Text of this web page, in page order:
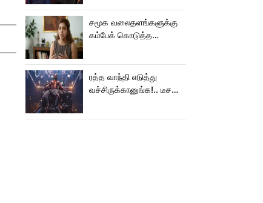
சமூக வலைதளங்களுக்கு
கம்பேக் கொடுத்த
ரத்த வாந்தி எடுத்து
வச்சிருக்கானுங்க!.. டீசரை